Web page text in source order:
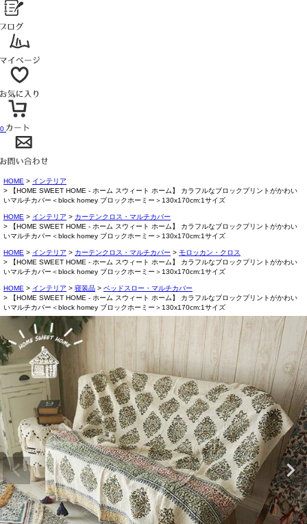
0
HOME
インテリア
【HOME SWEET HOME - ホーム スウィート ホーム】 カラフルなブロックプリントがかわい
いマルチカバー＜block homey ブロックホーミー＞130x170cm:1サイズ
HOME インテリア
カーテンクロス・マルチカバー
【HOME SWEET HOME - ホーム スウィート ホーム】 カラフルなブロックプリントがかわい
いマルチカバー＜block homey ブロックホーミー＞130x170cm:1サイズ
HOME インテリア カーテンクロス・マルチカバー
モロッカン・クロス
【HOME SWEET HOME - ホーム スウィート ホーム】 カラフルなブロックプリントがかわい
いマルチカバー＜block homey ブロックホーミー＞130x170cm:1サイズ
HOME インテリア 寝装品
ベッドスロー・マルチカバー
【HOME SWEET HOME - ホーム スウィート ホーム】 カラフルなブロックプリントがかわい
いマルチカバー＜block homey ブロックホーミー＞130x170cm:1サイズ